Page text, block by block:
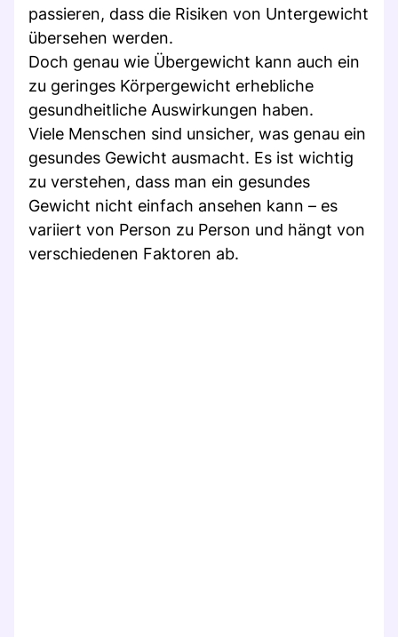
passieren, dass die Risiken von Untergewicht
übersehen werden.
Doch genau wie Übergewicht kann auch ein
zu geringes Körpergewicht erhebliche
gesundheitliche Auswirkungen haben.
Viele Menschen sind unsicher, was genau ein
gesundes Gewicht ausmacht. Es ist wichtig
zu verstehen, dass man ein gesundes
Gewicht nicht einfach ansehen kann – es
variiert von Person zu Person und hängt von
verschiedenen Faktoren ab.